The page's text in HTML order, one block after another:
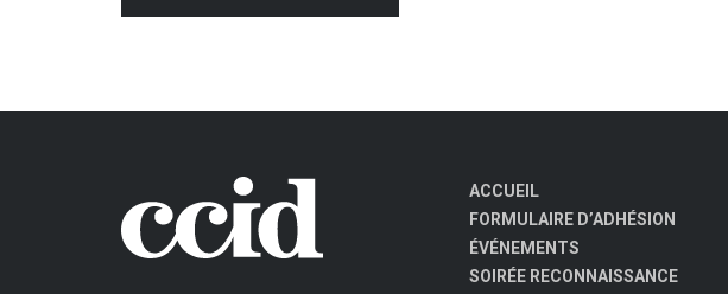
ACCUEIL
FORMULAIRE D’ADHÉSION
ÉVÉNEMENTS
SOIRÉE RECONNAISSANCE